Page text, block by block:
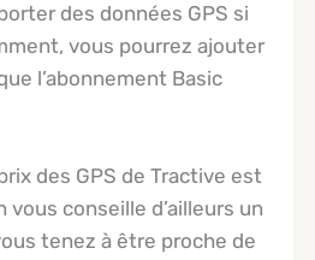
des données GPS si
vous pourrez ajouter
l’abonnement Basic
des GPS de Tractive est
conseille d’ailleurs un
tenez à être proche de